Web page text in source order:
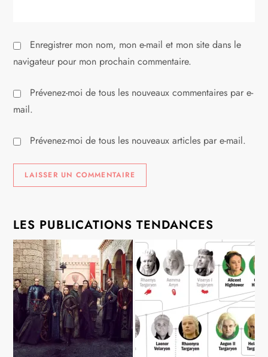
l
e
Enregistrer mon nom, mon e-mail et mon site dans le
navigateur pour mon prochain commentaire.
Prévenez-moi de tous les nouveaux commentaires par e-
mail.
Prévenez-moi de tous les nouveaux articles par e-mail.
LES PUBLICATIONS TENDANCES